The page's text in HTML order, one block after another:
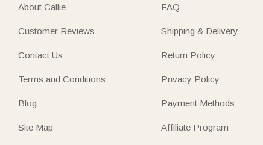
About Callie
Customer Reviews
Contact Us
Terms and Conditions
Blog
Site Map
FAQ
Shipping & Delivery
Return Policy
Privacy Policy
Payment Methods
Affiliate Program